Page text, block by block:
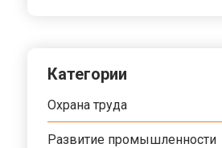
Категории
Охрана труда
Развитие промышленности